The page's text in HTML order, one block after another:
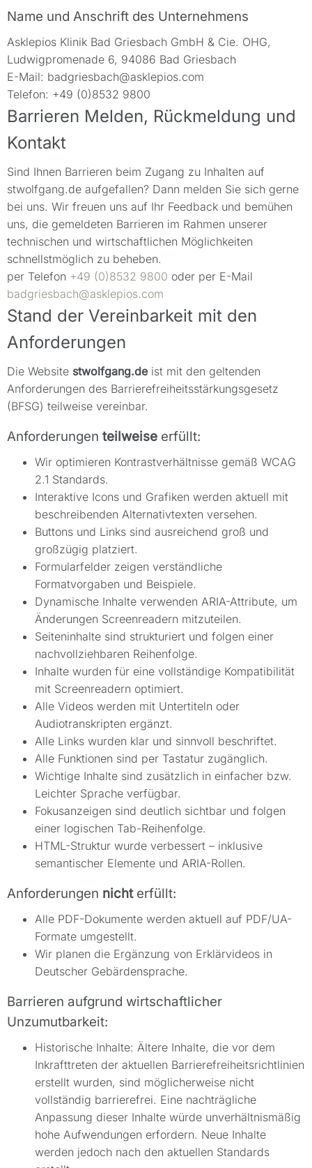
Name und Anschrift des Unternehmens
Asklepios Klinik Bad Griesbach GmbH & Cie. OHG,
Ludwigpromenade 6, 94086 Bad Griesbach
E-Mail: badgriesbach@asklepios.com
Telefon: +49 (0)8532 9800
Barrieren Melden, Rückmeldung und
Kontakt
Sind Ihnen Barrieren beim Zugang zu Inhalten auf
stwolfgang.de aufgefallen? Dann melden Sie sich gerne
bei uns. Wir freuen uns auf Ihr Feedback und bemühen
uns, die gemeldeten Barrieren im Rahmen unserer
technischen und wirtschaftlichen Möglichkeiten
schnellstmöglich zu beheben.
per Telefon +49 (0)8532 9800 oder per E-Mail
badgriesbach@asklepios.com
Stand der Vereinbarkeit mit den
Anforderungen
Die Website stwolfgang.deist mit den geltenden
Anforderungen des Barrierefreiheitsstärkungsgesetz
(BFSG) teilweise vereinbar.
Anforderungen teilweise erfüllt:
Wir optimieren Kontrastverhältnisse gemäß WCAG
2.1 Standards.
Interaktive Icons und Grafiken werden aktuell mit
beschreibenden Alternativtexten versehen.
Buttons und Links sind ausreichend groß und
großzügig platziert.
Formularfelder zeigen verständliche
Formatvorgaben und Beispiele.
Dynamische Inhalte verwenden ARIA-Attribute, um
Änderungen Screenreadern mitzuteilen.
Seiteninhalte sind strukturiert und folgen einer
nachvollziehbaren Reihenfolge.
Inhalte wurden für eine vollständige Kompatibilität
mit Screenreadern optimiert.
Alle Videos werden mit Untertiteln oder
Audiotranskripten ergänzt.
Alle Links wurden klar und sinnvoll beschriftet.
Alle Funktionen sind per Tastatur zugänglich.
Wichtige Inhalte sind zusätzlich in einfacher bzw.
Leichter Sprache verfügbar.
Fokusanzeigen sind deutlich sichtbar und folgen
einer logischen Tab-Reihenfolge.
HTML-Struktur wurde verbessert – inklusive
semantischer Elemente und ARIA-Rollen.
Anforderungen nichterfüllt:
Alle PDF-Dokumente werden aktuell auf PDF/UA-
Formate umgestellt.
Wir planen die Ergänzung von Erklärvideos in
Deutscher Gebärdensprache.
Barrieren aufgrund wirtschaftlicher
Unzumutbarkeit:
Historische Inhalte: Ältere Inhalte, die vor dem
Inkrafttreten der aktuellen Barrierefreiheitsrichtlinien
erstellt wurden, sind möglicherweise nicht
vollständig barrierefrei. Eine nachträgliche
Anpassung dieser Inhalte würde unverhältnismäßig
hohe Aufwendungen erfordern. Neue Inhalte
werden jedoch nach den aktuellen Standards